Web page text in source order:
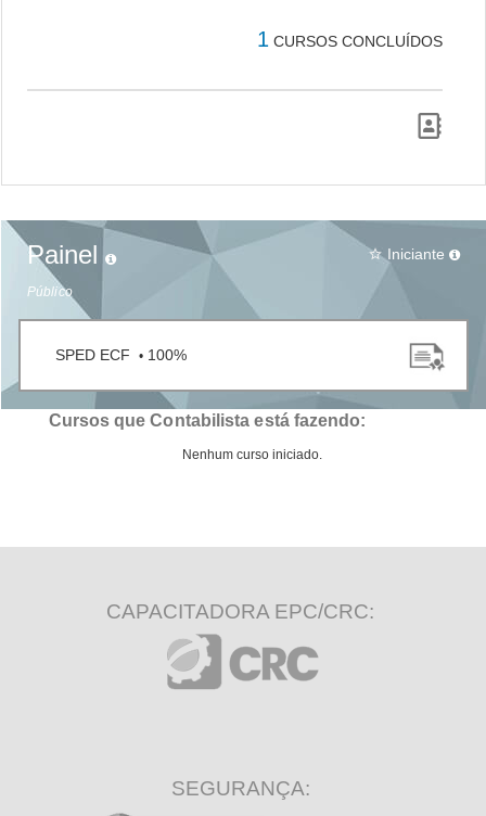
1 CURSOS CONCLUÍDOS
Painel
Público
star_border Iniciante
SPED ECF • 100%
Cursos que Contabilista está fazendo:
Nenhum curso iniciado.
CAPACITADORA EPC/CRC:
SEGURANÇA: